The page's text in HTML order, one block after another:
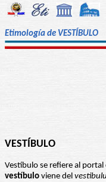
Etimología de VESTÍBULO
VESTÍBULO
Vestíbulo se refiere al portal
vestíbulo viene del